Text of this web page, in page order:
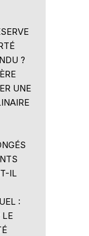
?
UNE
IL
:
LE